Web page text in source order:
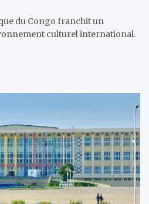
du Congo franchit un
culturel international.